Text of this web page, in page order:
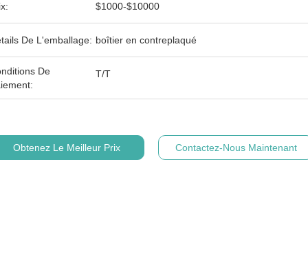
$1000-$10000
De L'emballage: boîtier en contreplaqué
De
T/T
Obtenez Le Meilleur Prix Contactez-Nous Maintenant